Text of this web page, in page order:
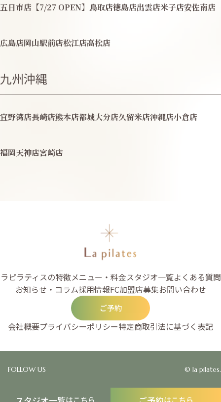
はこちら はこちら
五日市店【7/27 OPEN】 鳥取店徳島店出雲店米子店安佐南店
広島店岡山駅前店松江店高松店
九州沖縄
宜野湾店長崎店熊本店都城大分店久留米店沖縄店小倉店
福岡天神店宮崎店
ラピラティスの特徴メニュー・料金スタジオ一覧よくある質問
お知らせ・コラム採用情報FC加盟店募集お問い合わせ
ご予約
会社概要プライバシーポリシー特定商取引法に基づく表記
FOLLOW US © la pilates.